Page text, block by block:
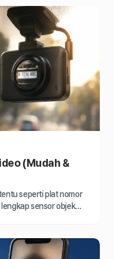
(Mudah &
seperti plat nomor
sensor objek